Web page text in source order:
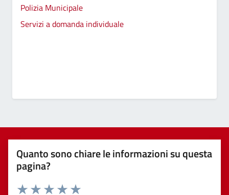
Polizia Municipale
Servizi a domanda individuale
Quanto sono chiare le informazioni su questa
pagina?